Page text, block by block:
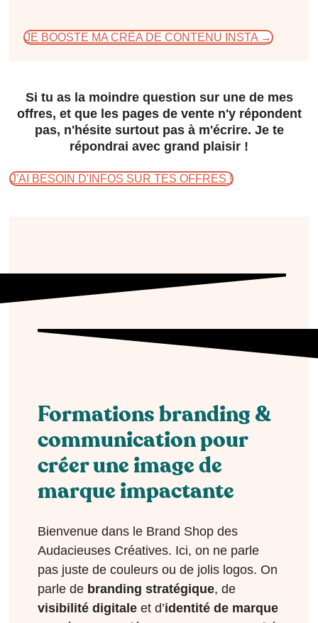
JE BOOSTE MA CRÉA DE CONTENU INSTA →
Si tu as la moindre question sur une de mes
offres, et que les pages de vente n'y répondent
pas, n'hésite surtout pas à m'écrire. Je te
répondrai avec grand plaisir !
J'AI BESOIN D'INFOS SUR TES OFFRES !
Formations branding &
communication pour
créer une image de
marque impactante
Bienvenue dans le Brand Shop des
Audacieuses Créatives. Ici, on ne parle
pas juste de couleurs ou de jolis logos. On
parle de branding stratégique, de
visibilité digitale et d’identité de marque